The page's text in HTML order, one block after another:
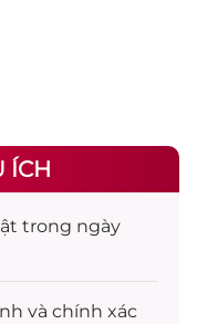
ÍCH
trong ngày
và chính xác